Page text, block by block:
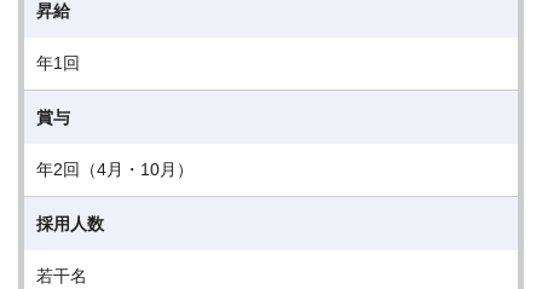
昇給
年1回
賞与
年2回（4月・10月）
採用人数
若干名